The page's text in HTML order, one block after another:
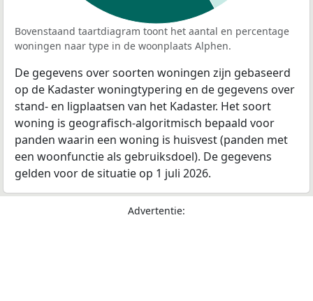
Bovenstaand taartdiagram toont het aantal en percentage
woningen naar type in de woonplaats Alphen.
De gegevens over soorten woningen zijn gebaseerd
op de Kadaster woningtypering en de gegevens over
stand- en ligplaatsen van het Kadaster. Het soort
woning is geografisch-algoritmisch bepaald voor
panden waarin een woning is huisvest (panden met
een woonfunctie als gebruiksdoel). De gegevens
gelden voor de situatie op 1 juli 2026.
Advertentie: